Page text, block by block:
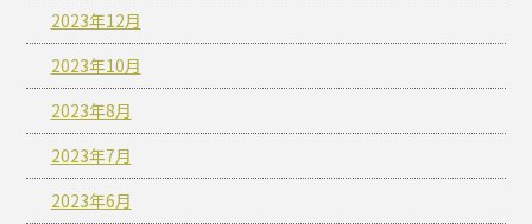
2023年12月
2023年10月
2023年8月
2023年7月
2023年6月